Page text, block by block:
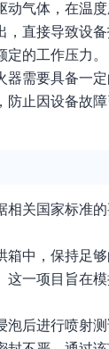
气体，在温
直接导致设
的工作压力。
需要具备一
止因设备故障
关国家标准
中，保持足
一项目旨在
后进行喷射